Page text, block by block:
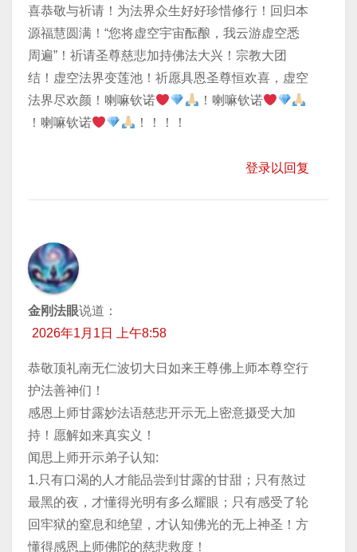
喜恭敬与祈请！为法界众生好好珍惜修行！回归本
源福慧圆满！“您将虚空宇宙酝酿，我云游虚空悉
周遍”！祈请圣尊慈悲加持佛法大兴！宗教大团
结！虚空法界变莲池！祈愿具恩圣尊恒欢喜，虚空
法界尽欢颜！喇嘛钦诺
！喇嘛钦诺
！喇嘛钦诺
！！！！
登录以回复
金刚法眼说道：
2026年1月1日 上午8:58
恭敬顶礼南无仁波切大日如来王尊佛上师本尊空行
护法善神们！
感恩上师甘露妙法语慈悲开示无上密意摄受大加
持！愿解如来真实义！
闻思上师开示弟子认知:
1.只有口渴的人才能品尝到甘露的甘甜；只有熬过
最黑的夜，才懂得光明有多么耀眼；只有感受了轮
回牢狱的窒息和绝望，才认知佛光的无上神圣！方
懂得感恩上师佛陀的慈悲救度！